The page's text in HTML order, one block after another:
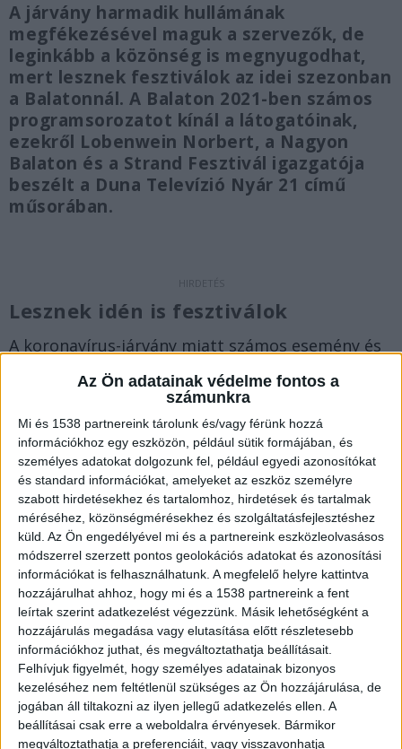
Az Ön adatainak védelme fontos a
számunkra
Mi és 1538 partnereink tárolunk és/vagy férünk hozzá
információkhoz egy eszközön, például sütik formájában, és
személyes adatokat dolgozunk fel, például egyedi azonosítókat
és standard információkat, amelyeket az eszköz személyre
szabott hirdetésekhez és tartalomhoz, hirdetések és tartalmak
méréséhez, közönségmérésekhez és szolgáltatásfejlesztéshez
küld. Az Ön engedélyével mi és a partnereink eszközleolvasásos
módszerrel szerzett pontos geolokációs adatokat és azonosítási
információkat is felhasználhatunk. A megfelelő helyre kattintva
hozzájárulhat ahhoz, hogy mi és a 1538 partnereink a fent
leírtak szerint adatkezelést végezzünk. Másik lehetőségként a
hozzájárulás megadása vagy elutasítása előtt részletesebb
információkhoz juthat, és megváltoztathatja beállításait.
Felhívjuk figyelmét, hogy személyes adatainak bizonyos
kezeléséhez nem feltétlenül szükséges az Ön hozzájárulása, de
jogában áll tiltakozni az ilyen jellegű adatkezelés ellen. A
beállításai csak erre a weboldalra érvényesek. Bármikor
megváltoztathatja a preferenciáit, vagy visszavonhatja
A járvány harmadik hullámának
megfékezésével maguk a szervezők, de
leginkább a közönség is megnyugodhat,
mert lesznek fesztiválok az idei szezonban
a Balatonnál. A Balaton 2021-ben számos
programsorozatot kínál a látogatóinak,
ezekről Lobenwein Norbert, a Nagyon
Balaton és a Strand Fesztivál igazgatója
beszélt a Duna Televízió Nyár 21 című
műsorában.
Lesznek idén is fesztiválok
A koronavírus-járvány miatt számos esemény és
nagy fesztivál elmaradt, köztük a Balaton egyik
legnagyobb tömegrendezvénye is, a
Sound. A harmadik hullám letörésével azonban az
előadók és a bulizni vágyók is végre belevethetik
magukat a koncertezésbe, 2021 nyarától ugyanis
megrendezhetőek a többnapos
programsorozatok. A BalatonKörnyéke.hu
legfrissebb híreit ide kattintva éred el.
Elmaradnak a legnagyobb
események
A járvány miatt idén nem rendezik meg a Balaton
Soundot, de elmarad a soproni VOLT és a főváros
legnagyobb fesztiválja, a Sziget fesztivál is. A